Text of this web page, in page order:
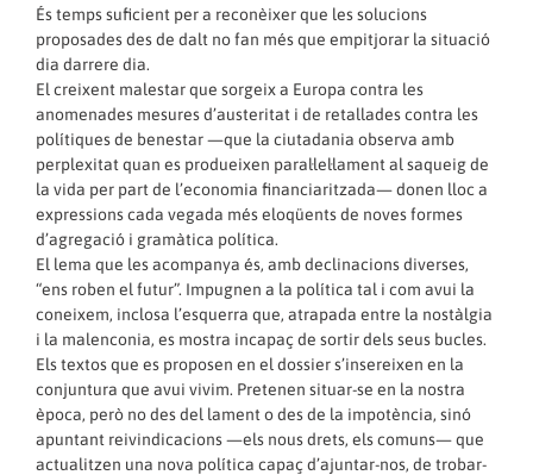
És temps suficient per a reconèixer que les solucions
proposades des de dalt no fan més que empitjorar la situació
dia darrere dia.
El creixent malestar que sorgeix a Europa contra les
anomenades mesures d’austeritat i de retallades contra les
polítiques de benestar —que la ciutadania observa amb
perplexitat quan es produeixen paral·lel·lament al saqueig de
la vida per part de l’economia financiaritzada— donen lloc a
expressions cada vegada més eloqüents de noves formes
d’agregació i gramàtica política.
El lema que les acompanya és, amb declinacions diverses,
“ens roben el futur”. Impugnen a la política tal i com avui la
coneixem, inclosa l’esquerra que, atrapada entre la nostàlgia
i la malenconia, es mostra incapaç de sortir dels seus bucles.
Els textos que es proposen en el dossier s’insereixen en la
conjuntura que avui vivim. Pretenen situar-se en la nostra
època, però no des del lament o des de la impotència, sinó
apuntant reivindicacions —els nous drets, els comuns— que
actualitzen una nova política capaç d’ajuntar-nos, de trobar-